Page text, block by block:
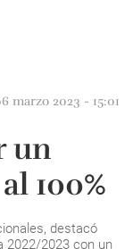
marzo 2023 - 15:01
un
100%
destacó
2022/2023 con un